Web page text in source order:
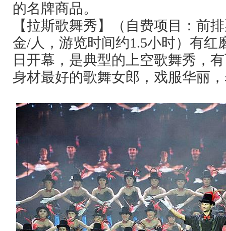
的名牌商品。
【拉斯歌舞秀】（自费项目：前
金/人，游览时间约1.5小时）有红
日开幕，是典型的上空歌舞秀，
身材最好的歌舞女郎，戏服华丽